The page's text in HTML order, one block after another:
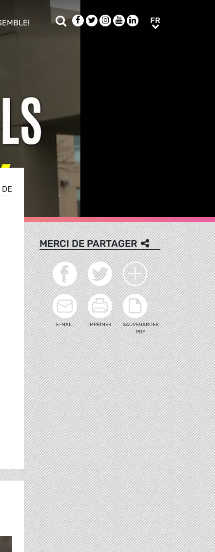
Rechercher
Facebook
TwitterInstagram
YoutubeLinkedIn
FR
DE
MERCI DE PARTAGER
E-MAIL IMPRIMER
SAUVEGARDER
PDF